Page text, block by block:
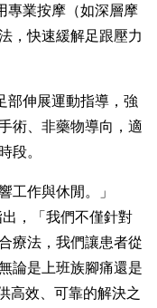
專業按摩（如深層摩
，快速緩解足跟壓力
部伸展運動指導，強
術、非藥物導向，適
段。
工作與休閒。」
，「我們不僅針對
療法，我們讓患者從
論是上班族腳痛還是
高效、可靠的解決之